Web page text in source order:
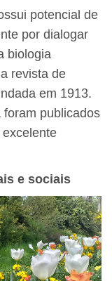
potencial de
por dialogar
biologia
revista de
em 1913.
foram publicados
excelente
e sociais